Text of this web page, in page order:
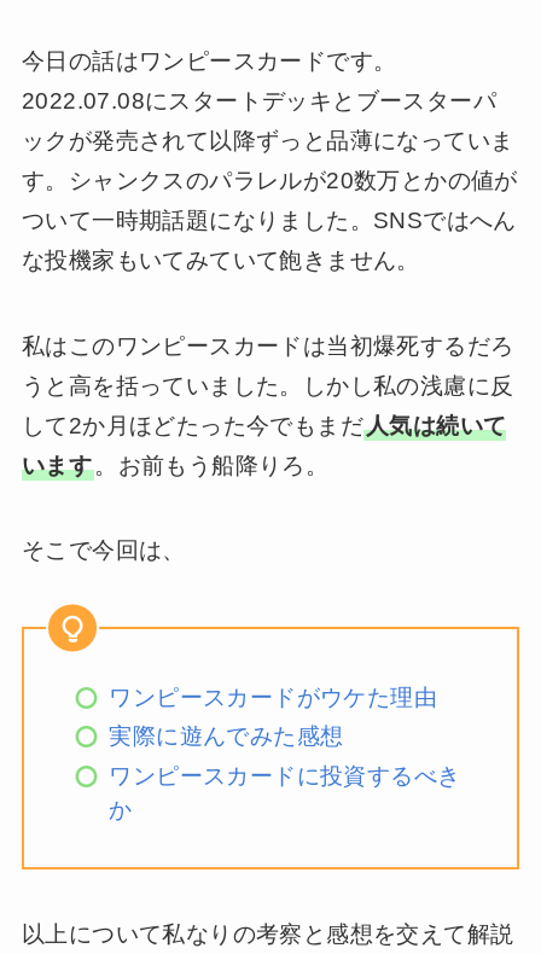
今日の話はワンピースカードです。
2022.07.08にスタートデッキとブースターパ
ックが発売されて以降ずっと品薄になっていま
す。シャンクスのパラレルが20数万とかの値が
ついて一時期話題になりました。SNSではへん
な投機家もいてみていて飽きません。
私はこのワンピースカードは当初爆死するだろ
うと高を括っていました。しかし私の浅慮に反
して2か月ほどたった今でもまだ人気は続いて
います。お前もう船降りろ。
そこで今回は、
ワンピースカードがウケた理由
実際に遊んでみた感想
ワンピースカードに投資するべき
か
以上について私なりの考察と感想を交えて解説